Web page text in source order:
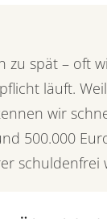
spät – oft
läuft.
wir
500.000